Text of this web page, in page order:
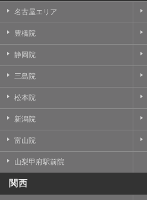
名古屋エリア
豊橋院
静岡院
三島院
松本院
新潟院
富山院
山梨甲府駅前院
関西